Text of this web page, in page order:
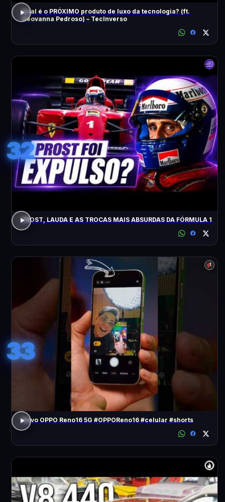
Qual é o PRÓXIMO produto de luxo da tecnologia? (ft.
Geovanna Pedroso) – TecInverso
32
PROST, LAUDA E AS TROCAS MAIS ABSURDAS DA FÓRMULA 1
33
Novo OPPO Reno16 5G #OPPOReno16 #celular #shorts